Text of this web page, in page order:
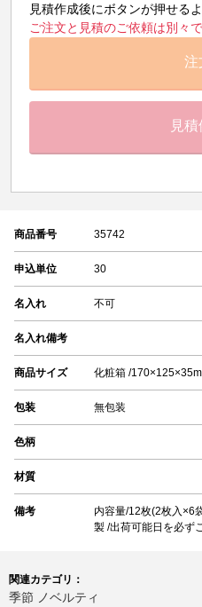
見積作成後にボタンが押せる
ご注文と見積のご依頼は別々
注
見
商品番号 35742
申込単位 30
名入れ 不可
名入れ備考
商品サイズ 化粧箱 /
包装 無包装
色柄
材質
備考
内容量/12枚(2枚入×6
製 /出荷可能日を必ず
関連カテゴリ：
季節 ノベルティ